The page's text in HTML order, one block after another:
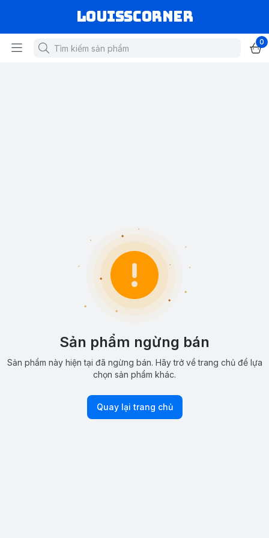
louisscorner
0
Sản phẩm ngừng bán
Sản phẩm này hiện tại đã ngừng bán. Hãy trở về trang chủ để lựa
chọn sản phẩm khác.
Quay lại trang chủ